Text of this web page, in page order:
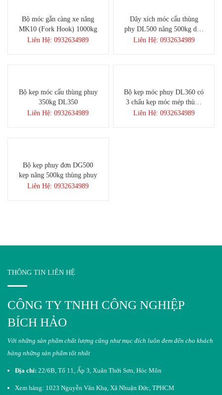
Bộ móc gắn càng xe nâng
MK10 (Fork Hook) 1000kg
Liên Hệ: 0932634989
Dây xích móc cẩu thùng
phy DL500 nâng 500kg dây
dài 50cm
Liên Hệ: 0932634989
Bộ kẹp móc cẩu thùng phuy
350kg DL350
Liên Hệ: 0932634989
Bộ kẹp móc phuy DL360 có
3 chấu kẹp móc mép thùng
phi
Liên Hệ: 0932634989
Bộ kẹp phuy đơn DG500
kẹp nâng 500kg thùng phuy
Liên Hệ: 0932634989
THÔNG TIN LIÊN HỆ
CÔNG TY TNHH CÔNG NGHIỆP
BÍCH HẢO
Với những sản phẩm chất lượng cũng như mục đích luôn đem đến cho khách
hàng những sản phẩm tốt nhất​
Địa chỉ: 22/6B, Tổ 11, Ấp 3, Xuân Thới Sơn, Hóc Môn
Xem hàng: 1023 Nguyễn Văn Khạ, Xã Nhuận Đức, TPHCM